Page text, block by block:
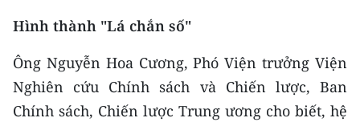
Hình thành "Lá chắn số"
Ông Nguyễn Hoa Cương, Phó Viện trưởng Viện
Nghiên cứu Chính sách và Chiến lược, Ban
Chính sách, Chiến lược Trung ương cho biết, hệ